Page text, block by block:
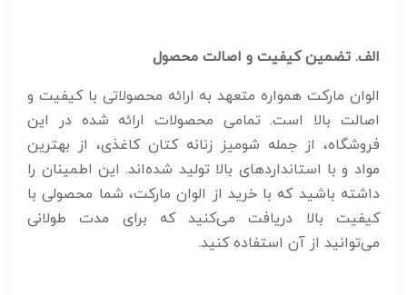
الف. تضمین کیفیت و اصالت محصول
الوان مارکت همواره متعهد به ارائه محصولاتی با کیفیت و
اصالت بالا است. تمامی محصولات ارائه شده در این
فروشگاه، از جمله شومیز زنانه کتان کاغذی، از بهترین
مواد و با استانداردهای بالا تولید شده‌اند. این اطمینان را
داشته باشید که با خرید از الوان مارکت، شما محصولی با
کیفیت بالا دریافت می‌کنید که برای مدت طولانی
می‌توانید از آن استفاده کنید.